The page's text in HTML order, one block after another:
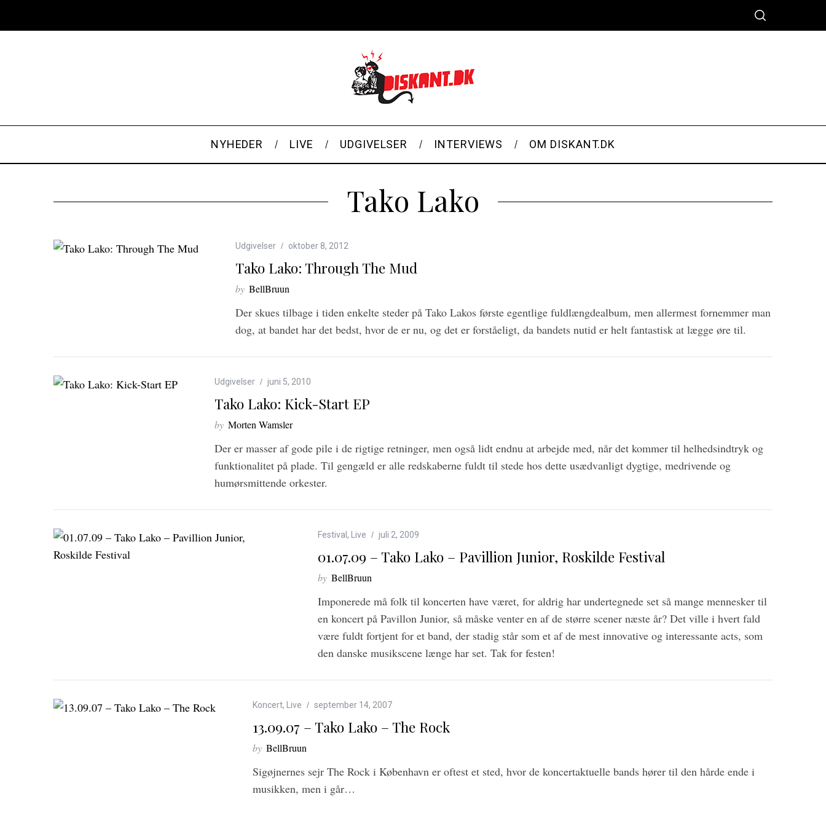
NYHEDER LIVE UDGIVELSER INTERVIEWS OM DISKANT.DK
Tako Lako
Udgivelser oktober 8, 2012
Tako Lako: Through The Mud
by BellBruun
Der skues tilbage i tiden enkelte steder på Tako Lakos første egentlige fuldlængdealbum, men allermest fornemmer man
dog, at bandet har det bedst, hvor de er nu, og det er forståeligt, da bandets nutid er helt fantastisk at lægge øre til.
Udgivelser juni 5, 2010
Tako Lako: Kick-Start EP
by Morten Wamsler
Der er masser af gode pile i de rigtige retninger, men også lidt endnu at arbejde med, når det kommer til helhedsindtryk og
funktionalitet på plade. Til gengæld er alle redskaberne fuldt til stede hos dette usædvanligt dygtige, medrivende og
humørsmittende orkester.
Festival , Live juli 2, 2009
01.07.09 – Tako Lako – Pavillion Junior, Roskilde Festival
by BellBruun
Imponerede må folk til koncerten have været, for aldrig har undertegnede set så mange mennesker til
en koncert på Pavillon Junior, så måske venter en af de større scener næste år? Det ville i hvert fald
være fuldt fortjent for et band, der stadig står som et af de mest innovative og interessante acts, som
den danske musikscene længe har set. Tak for festen!
Koncert, Live september 14, 2007
13.09.07 – Tako Lako – The Rock
by BellBruun
Sigøjnernes sejr The Rock i København er oftest et sted, hvor de koncertaktuelle bands hører til den hårde ende i
musikken, men i går…
e